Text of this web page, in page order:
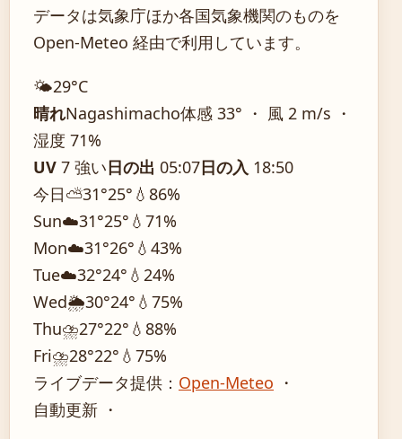
データは気象庁ほか各国気象機関のものを
Open-Meteo 経由で利用しています。
🌤️29°C
晴れNagashimacho体感 33° ・ 風 2 m/s ・
湿度 71%
UV 7 強い日の出 05:07日の入 18:50
今日⛅31°25° 💧86%
Sun☁️31°25° 💧71%
Mon☁️31°26° 💧43%
Tue☁️32°24° 💧24%
Wed🌦️30°24° 💧75%
Thu⛈️27°22° 💧88%
Fri⛈️28°22° 💧75%
ライブデータ提供： Open-Meteo ・
自動更新 ・